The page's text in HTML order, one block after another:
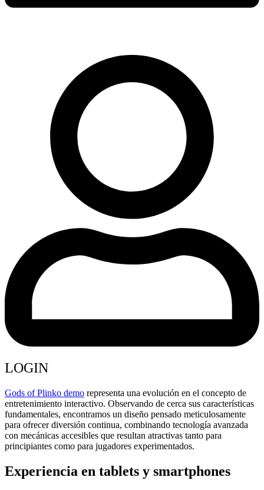
LOGIN
Gods of Plinko demo representa una evolución en el concepto de
entretenimiento interactivo. Observando de cerca sus características
fundamentales, encontramos un diseño pensado meticulosamente
para ofrecer diversión continua, combinando tecnología avanzada
con mecánicas accesibles que resultan atractivas tanto para
principiantes como para jugadores experimentados.
Experiencia en tablets y smartphones